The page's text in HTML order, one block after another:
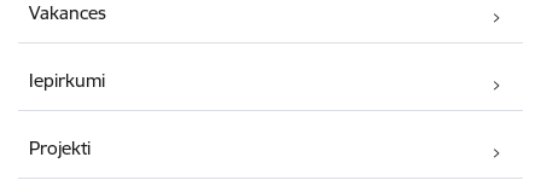
Vakances
Iepirkumi
Projekti